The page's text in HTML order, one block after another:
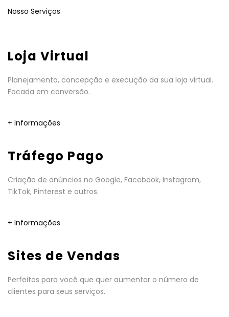
Nosso Serviços
Loja Virtual
Planejamento, concepção e execução da sua loja virtual.
Focada em conversão.
+ Informações
Tráfego Pago
Criação de anúncios no Google, Facebook, Instagram,
TikTok, Pinterest e outros.
+ Informações
Sites de Vendas
Perfeitos para você que quer aumentar o número de
clientes para seus serviços.